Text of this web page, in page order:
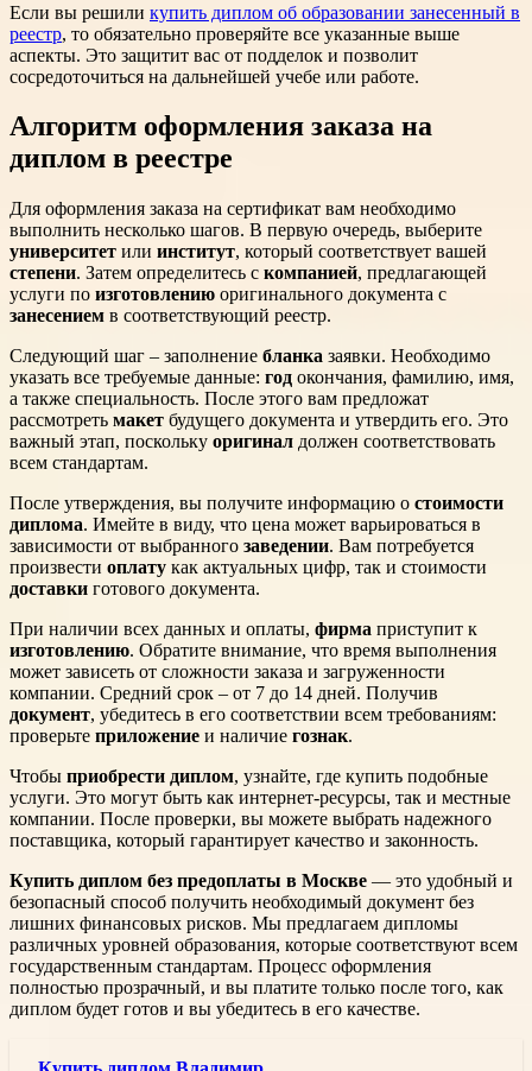
Если вы решили купить диплом об образовании занесенный в
реестр, то обязательно проверяйте все указанные выше
аспекты. Это защитит вас от подделок и позволит
сосредоточиться на дальнейшей учебе или работе.
Алгоритм оформления заказа на
диплом в реестре
Для оформления заказа на сертификат вам необходимо
выполнить несколько шагов. В первую очередь, выберите
университет или институт, который соответствует вашей
степени. Затем определитесь с компанией, предлагающей
услуги по изготовлению оригинального документа с
занесением в соответствующий реестр.
Следующий шаг – заполнение бланка заявки. Необходимо
указать все требуемые данные: год окончания, фамилию, имя,
а также специальность. После этого вам предложат
рассмотреть макет будущего документа и утвердить его. Это
важный этап, поскольку оригинал должен соответствовать
всем стандартам.
После утверждения, вы получите информацию о стоимости
диплома. Имейте в виду, что цена может варьироваться в
зависимости от выбранного заведении. Вам потребуется
произвести оплату как актуальных цифр, так и стоимости
доставки готового документа.
При наличии всех данных и оплаты, фирма приступит к
изготовлению. Обратите внимание, что время выполнения
может зависеть от сложности заказа и загруженности
компании. Средний срок – от 7 до 14 дней. Получив
документ, убедитесь в его соответствии всем требованиям:
проверьте приложение и наличие гознак.
Чтобы приобрести диплом, узнайте, где купить подобные
услуги. Это могут быть как интернет-ресурсы, так и местные
компании. После проверки, вы можете выбрать надежного
поставщика, который гарантирует качество и законность.
Купить диплом без предоплаты в Москве — это удобный и
безопасный способ получить необходимый документ без
лишних финансовых рисков. Мы предлагаем дипломы
различных уровней образования, которые соответствуют всем
государственным стандартам. Процесс оформления
полностью прозрачный, и вы платите только после того, как
диплом будет готов и вы убедитесь в его качестве.